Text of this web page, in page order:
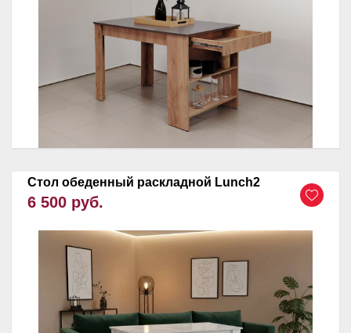
Стол обеденный раскладной Lunch2
6 500 руб.